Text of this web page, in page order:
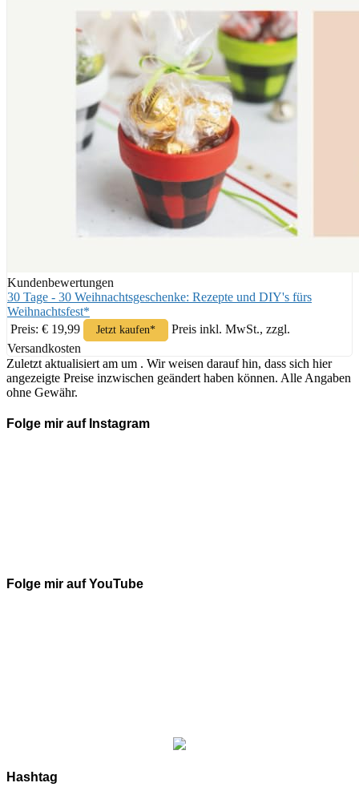
Kundenbewertungen
30 Tage - 30 Weihnachtsgeschenke: Rezepte und DIY's fürs
Weihnachtsfest*
Preis: € 19,99
Jetzt kaufen*
Preis inkl. MwSt., zzgl.
Versandkosten
Zuletzt aktualisiert am um . Wir weisen darauf hin, dass sich hier
angezeigte Preise inzwischen geändert haben können. Alle Angaben
ohne Gewähr.
Folge mir auf Instagram
Folge mir auf YouTube
Hashtag